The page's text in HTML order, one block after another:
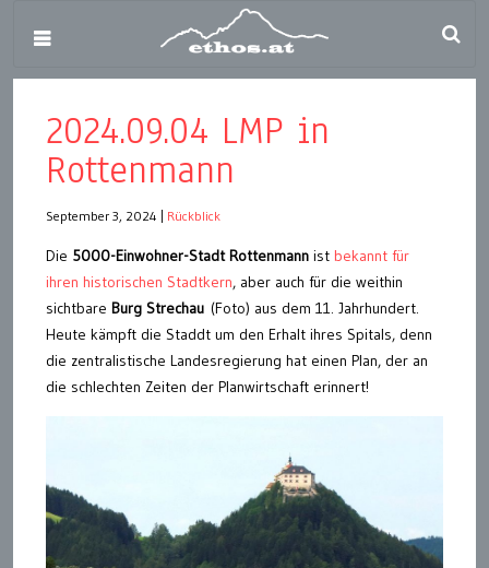
2024.09.04 LMP in
Rottenmann
September 3, 2024 Rückblick
Die 5000-Einwohner-Stadt Rottenmann ist bekannt für
ihren historischen Stadtkern, aber auch für die weithin
sichtbare Burg Strechau (Foto) aus dem 11. Jahrhundert.
Heute kämpft die Staddt um den Erhalt ihres Spitals, denn
die zentralistische Landesregierung hat einen Plan, der an
die schlechten Zeiten der Planwirtschaft erinnert!